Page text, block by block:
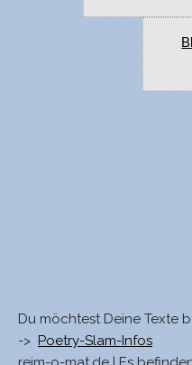
Du möchtest Deine Texte
-> Poetry-Slam-Infos